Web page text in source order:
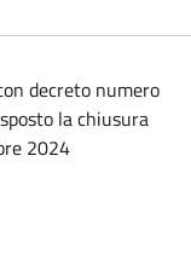
decreto numero
la chiusura
2024